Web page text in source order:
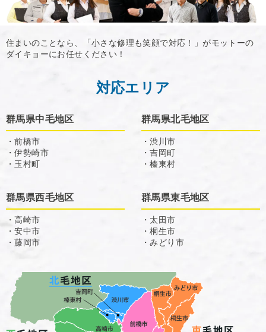
住まいのことなら、「小さな修理も笑顔で対応！」がモットーの
ダイキョーにお任せください！
対応エリア
群馬県中毛地区
・前橋市
・伊勢崎市
・玉村町
群馬県北毛地区
・渋川市
・吉岡町
・榛東村
群馬県西毛地区
・高崎市
・安中市
・藤岡市
群馬県東毛地区
・太田市
・桐生市
・みどり市